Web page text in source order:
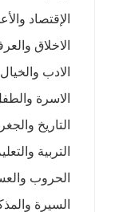
الإقتصاد
الاخلاق
الادب والخيال
الاسرة
التاريخ
التربية
الحروب
السيرة